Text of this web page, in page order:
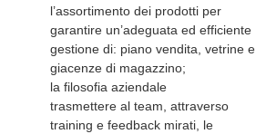
l’assortimento dei prodotti per
garantire un’adeguata ed efficiente
gestione di: piano vendita, vetrine e
giacenze di magazzino;
la filosofia aziendale
trasmettere al team, attraverso
training e feedback mirati, le